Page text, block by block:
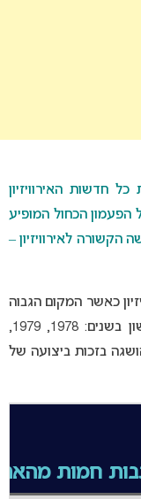
חדשות האירוויזיון
הפעמון הכחול המופיע
לאירוויזיון –
באירוויזיון כאשר המקום הגבוה
ביותר אליו הגיעה המדינה הוא המקום ראשון בשנים: 1978, 1979,
חמות